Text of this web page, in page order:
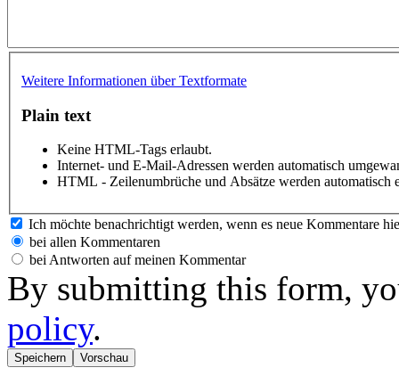
Weitere Informationen über Textformate
Plain text
Keine HTML-Tags erlaubt.
Internet- und E-Mail-Adressen werden automatisch
HTML - Zeilenumbrüche und Absätze werden automatisch
Ich möchte benachrichtigt werden, wenn es neue Kommentare
bei allen Kommentaren
bei Antworten auf meinen Kommentar
By submitting this form,
policy.